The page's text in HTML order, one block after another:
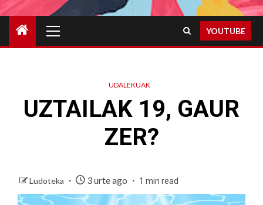
Menu
YOUTUBE
UDALEKUAK
UZTAILAK 19, GAUR
ZER?
Ludoteka 3 urte ago 1 min read